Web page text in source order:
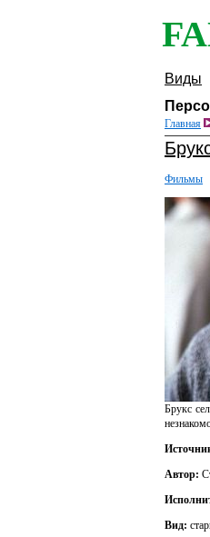
Виды
Главная
Фильмы
Брукс
Автор:
Вид: